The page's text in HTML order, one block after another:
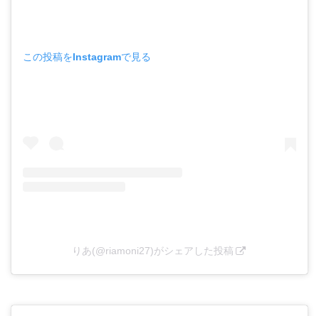
この投稿をInstagramで見る
りあ(@riamoni27)がシェアした投稿